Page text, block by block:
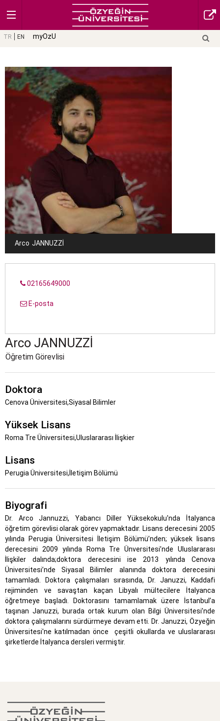
TR EN myOzU
Arco JANNUZZI
02165649000
E-posta
Arco JANNUZZI
Öğretim Görevlisi
Doktora
Cenova Üniversitesi,Siyasal Bilimler
Yüksek Lisans
Roma Tre Üniversitesi,Uluslararası İlişkier
Lisans
Perugia Üniversitesi,İletişim Bölümü
Biyografi
Dr. Arco Jannuzzi, Yabancı Diller Yüksekokulu'nda İtalyanca
öğretim görevlisi olarak görev yapmaktadır. Lisans derecesini 2005
yılında Perugia Üniversitesi İletişim Bölümü’nden; yüksek lisans
derecesini 2009 yılında Roma Tre Ünversitesi’nde Uluslararası
İlişkiler dalında;doktora derecesini ise 2013 yılında Cenova
Üniversitesi’nde Siyasal Bilimler alanında doktora derecesini
tamamladı. Doktora çalışmaları sırasında, Dr. Januzzi, Kaddafi
rejiminden ve savaştan kaçan Libyalı mültecilere İtalyanca
öğretmeye başladı. Doktorasını tamamlamak üzere İstanbul’a
taşınan Januzzi, burada ortak kurum olan Bilgi Üniversitesi’nde
doktora çalışmalarını sürdürmeye devam etti. Dr. Januzzi, Özyeğin
Üniversitesi'ne katılmadan önce çeşitli okullarda ve uluslararası
şirketlerde İtalyanca dersleri vermiştir.